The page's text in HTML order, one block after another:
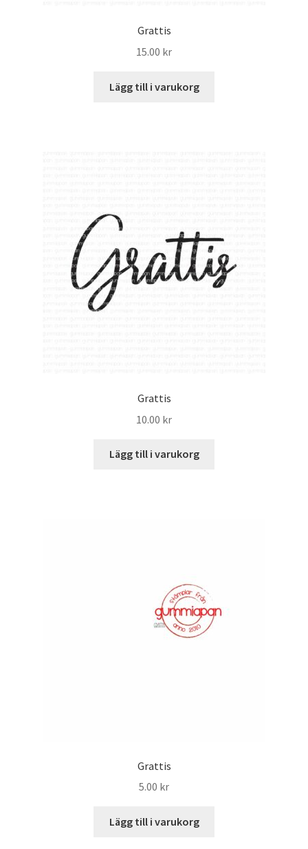
Grattis
15.00 kr
Lägg till i varukorg
Grattis
10.00 kr
Lägg till i varukorg
Grattis
5.00 kr
Lägg till i varukorg